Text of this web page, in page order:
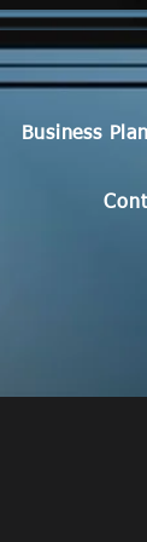
Business